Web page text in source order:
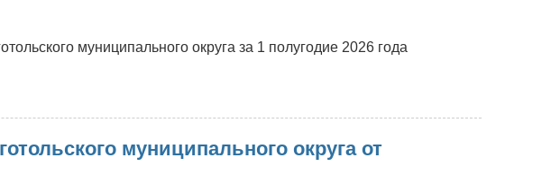
муниципального округа за 1 полугодие 2026 года
муниципального округа от